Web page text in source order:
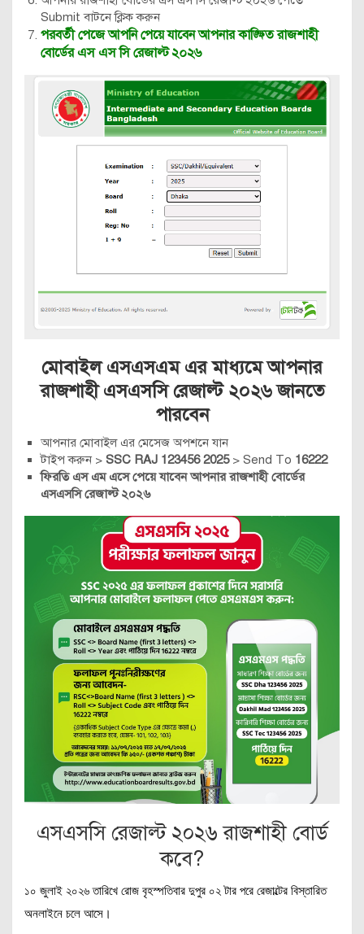
Submit বাটনে ক্লিক করুন
পরবর্তী পেজে আপনি পেয়ে যাবেন আপনার কাঙ্ক্ষিত রাজশাহী
বোর্ডের এস এস সি রেজাল্ট ২০২৬
মোবাইল এসএসএম এর মাধ্যমে আপনার
রাজশাহী এসএসসি রেজাল্ট ২০২৬ জানতে
পারবেন
আপনার মোবাইল এর মেসেজ অপশনে যান
টাইপ করুন > SSC RAJ 123456 2025> Send To 16222
ফিরতি এস এম এসে পেয়ে যাবেন আপনার রাজশাহী বোর্ডের
এসএসসি রেজাল্ট ২০২৬
এসএসসি রেজাল্ট ২০২৬ রাজশাহী বোর্ড
কবে?
১০ জুলাই ২০২৬ তারিখে রোজ বৃহস্পতিবার দুপুর ০২ টার পরে রেজাল্টের বিস্তারিত
অনলাইনে চলে আসে।